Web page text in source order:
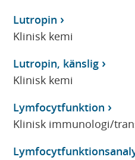
Lutropin
Klinisk kemi
Lutropin, känslig
Klinisk kemi
Lymfocytfunktion
Klinisk immunologi/